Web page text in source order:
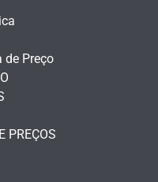
de Preço
PREÇOS